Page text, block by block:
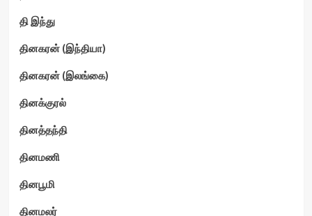
தி இந்து
தினகரன் (இந்தியா)
தினகரன் (இலங்கை)
தினக்குரல்
தினத்தந்தி
தினமணி
தினபூமி
தினமலர்